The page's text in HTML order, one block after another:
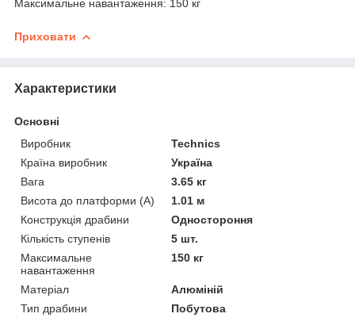
Максимальне навантаження: 150 кг
Приховати
Характеристики
Основні
Виробник
Technics
Країна виробник
Україна
Вага
3.65 кг
Висота до платформи (А)
1.01 м
Конструкція драбини
Одностороння
Кількість ступенів
5 шт.
Максимальне
навантаження
150 кг
Матеріал
Алюміній
Тип драбини
Побутова